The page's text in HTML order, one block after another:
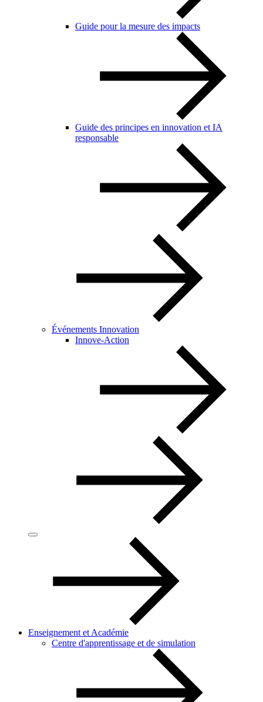
Guide pour la mesure des impacts
Guide des principes en innovation et IA
responsable
Événements Innovation
Innove-Action
Enseignement et Académie
Centre d'apprentissage et de simulation